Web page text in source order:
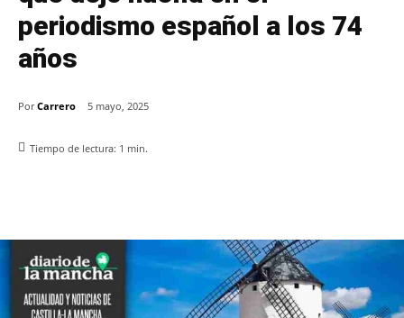
periodismo español a los 74
años
Por Carrero 5 mayo, 2025
Tiempo de lectura: 1 min.